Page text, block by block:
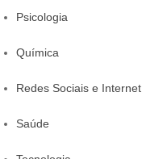
Psicologia
Química
Redes Sociais e Internet
Saúde